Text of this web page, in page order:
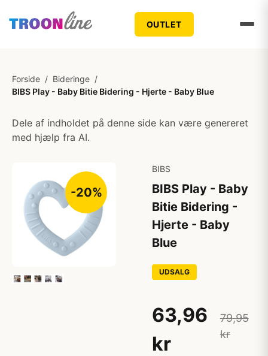
OUTLET
Forside / Bideringe /
BIBS Play - Baby Bitie Bidering - Hjerte - Baby Blue
Dele af indholdet på denne side kan være genereret
med hjælp fra AI.
-20%
BIBS
BIBS Play - Baby
Bitie Bidering -
Hjerte - Baby
Blue
UDSALG
63,96
kr
79,95
kr